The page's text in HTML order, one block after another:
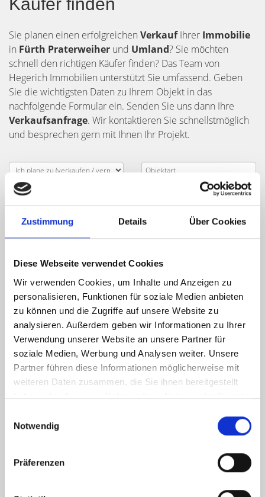
Zustimmung Details Über Cookies
Diese Webseite verwendet Cookies
Wir verwenden Cookies, um Inhalte und Anzeigen zu
personalisieren, Funktionen für soziale Medien anbieten
zu können und die Zugriffe auf unsere Website zu
analysieren. Außerdem geben wir Informationen zu Ihrer
Verwendung unserer Website an unsere Partner für
soziale Medien, Werbung und Analysen weiter. Unsere
Partner führen diese Informationen möglicherweise mit
weiteren Daten zusammen, die Sie ihnen bereitgestellt
haben oder die sie im Rahmen Ihrer Nutzung der Dienste
Notwendig
Präferenzen
Sie planen einen erfolgreichen VerkaufIhrer Immobilie
in Fürth Praterweiher und Umland? Sie möchten
schnell den richtigen Käufer finden? Das Team von
Hegerich Immobilien unterstützt Sie umfassend. Geben
Sie die wichtigsten Daten zu Ihrem Objekt in das
nachfolgende Formular ein. Senden Sie uns dann Ihre
Verkaufsanfrage. Wir kontaktieren Sie schnellstmöglich
und besprechen gern mit Ihnen Ihr Projekt.